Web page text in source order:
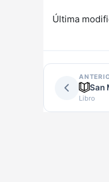
Última
San
Libro